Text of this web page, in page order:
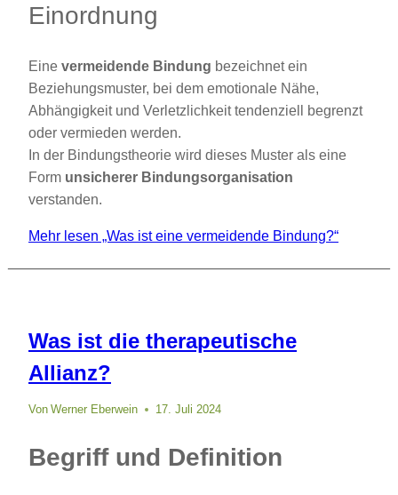
Einordnung
Eine vermeidende Bindung bezeichnet ein
Beziehungsmuster, bei dem emotionale Nähe,
Abhängigkeit und Verletzlichkeit tendenziell begrenzt
oder vermieden werden.
In der Bindungstheorie wird dieses Muster als eine
Form unsicherer Bindungsorganisation
verstanden.
Mehr lesen „Was ist eine vermeidende Bindung?“
Was ist die therapeutische
Allianz?
Von Werner Eberwein 17. Juli 2024
Begriff und Definition